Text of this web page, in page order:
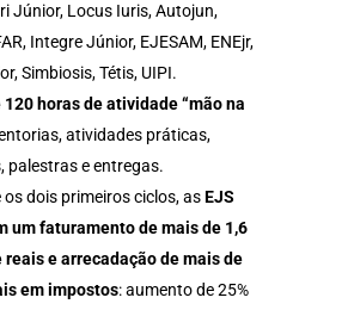
Júnior, Locus Iuris, Autojun,
Integre Júnior, EJESAM, ENEjr,
Simbiosis, Tétis, UIPI.
120 horas de atividade “mão na
atividades práticas,
palestras e entregas.
os dois primeiros ciclos, asEJS
um faturamento de mais de 1,6
reais e arrecadação de mais de
em impostos: aumento de 25%